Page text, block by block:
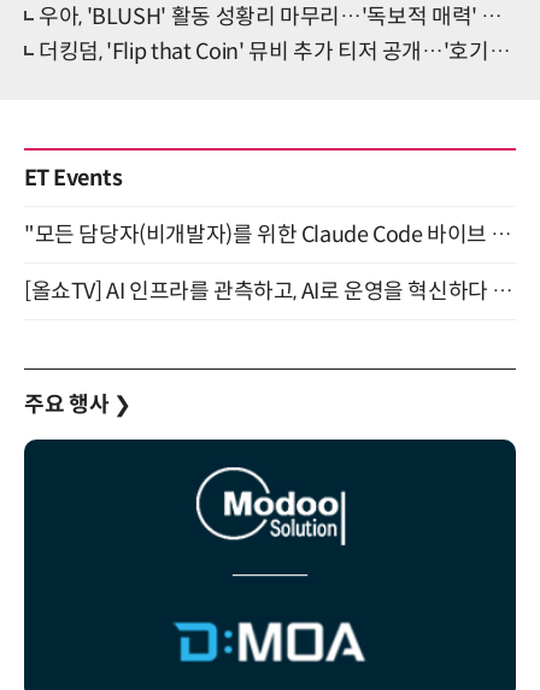
우아, 'BLUSH' 활동 성황리 마무리…'독보적 매력' 입증
더킹덤, 'Flip that Coin' 뮤비 추가 티저 공개…'호기심 급상승'
ET Events
"모든 담당자(비개발자)를 위한 Claude Code 바이브 코딩 2-day 부트캠프" 9월 16~17일 개최
[올쇼TV] AI 인프라를 관측하고, AI로 운영을 혁신하다 (8월 11일 생방송)
주요 행사 ❯